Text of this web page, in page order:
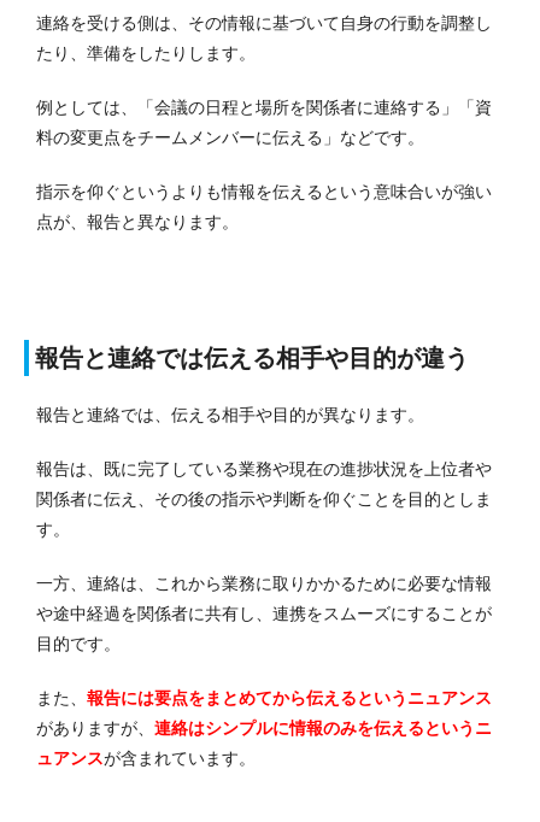
連絡を受ける側は、その情報に基づいて自身の行動を調整し
たり、準備をしたりします。
例としては、「会議の日程と場所を関係者に連絡する」「資
料の変更点をチームメンバーに伝える」などです。
指示を仰ぐというよりも情報を伝えるという意味合いが強い
点が、報告と異なります。
報告と連絡では伝える相手や目的が違う
報告と連絡では、伝える相手や目的が異なります。
報告は、既に完了している業務や現在の進捗状況を上位者や
関係者に伝え、その後の指示や判断を仰ぐことを目的としま
す。
一方、連絡は、これから業務に取りかかるために必要な情報
や途中経過を関係者に共有し、連携をスムーズにすることが
目的です。
また、 報告には要点をまとめてから伝えるというニュアンス
がありますが、 連絡はシンプルに情報のみを伝えるというニ
ュアンスが含まれています。